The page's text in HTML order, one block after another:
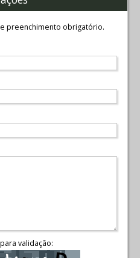
preenchimento obrigatório.
validação: